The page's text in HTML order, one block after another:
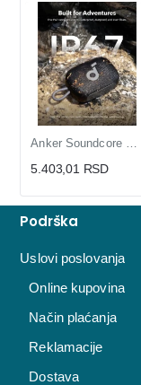
5.403,01 RSD
Podrška
Uslovi poslovanja
Online kupovina
Način plaćanja
Reklamacije
Dostava